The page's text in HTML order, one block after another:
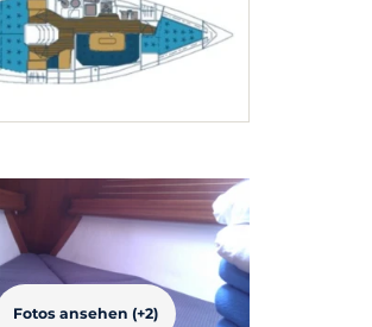
Fotos ansehen (+2)